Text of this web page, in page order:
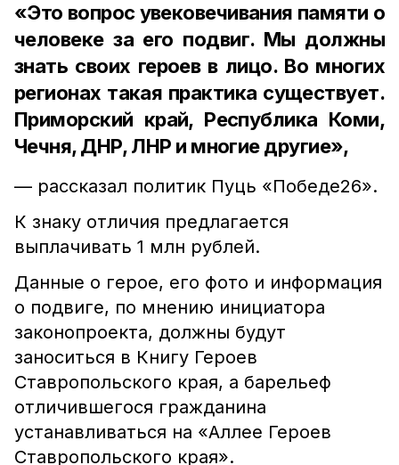
«Это вопрос увековечивания памяти о
человеке за его подвиг. Мы должны
знать своих героев в лицо. Во многих
регионах такая практика существует.
Приморский край, Республика Коми,
Чечня, ДНР, ЛНР и многие другие»,
— рассказал политик Пуць «Победе26».
К знаку отличия предлагается
выплачивать 1 млн рублей.
Данные о герое, его фото и информация
о подвиге, по мнению инициатора
законопроекта, должны будут
заноситься в Книгу Героев
Ставропольского края, а барельеф
отличившегося гражданина
устанавливаться на «Аллее Героев
Ставропольского края».